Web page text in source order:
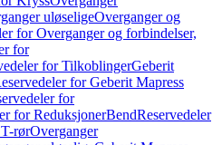
uløseligeOverganger og
for Overganger og forbindelser,
for
for TilkoblingerGeberit
for Geberit Mapress
for
for ReduksjonerBendReservedeler
rørOverganger